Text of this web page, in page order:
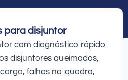
para disjuntor
com diagnóstico rápido
disjuntores queimados,
falhas no quadro,